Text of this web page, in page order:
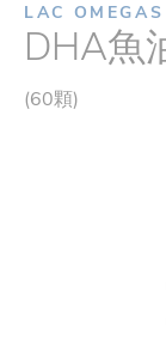
LAC
DHA魚
(60顆)